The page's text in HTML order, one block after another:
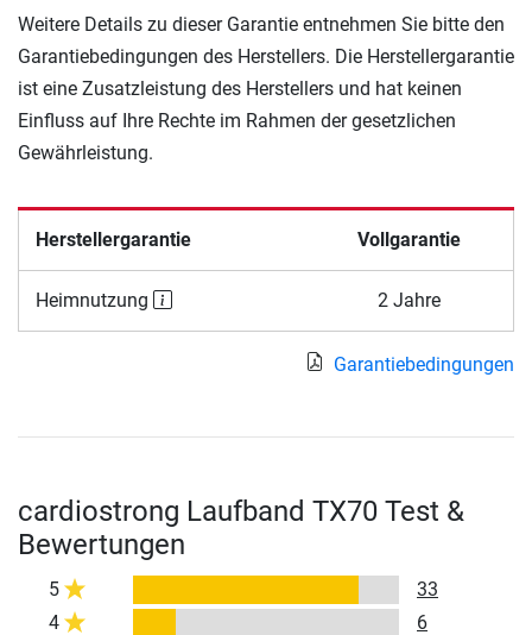
Weitere Details zu dieser Garantie entnehmen Sie bitte den
Garantiebedingungen des Herstellers. Die Herstellergarantie
ist eine Zusatzleistung des Herstellers und hat keinen
Einfluss auf Ihre Rechte im Rahmen der gesetzlichen
Gewährleistung.
Herstellergarantie Vollgarantie
Heimnutzung 2 Jahre
Garantiebedingungen
cardiostrong Laufband TX70 Test &
Bewertungen
5
33
4
6